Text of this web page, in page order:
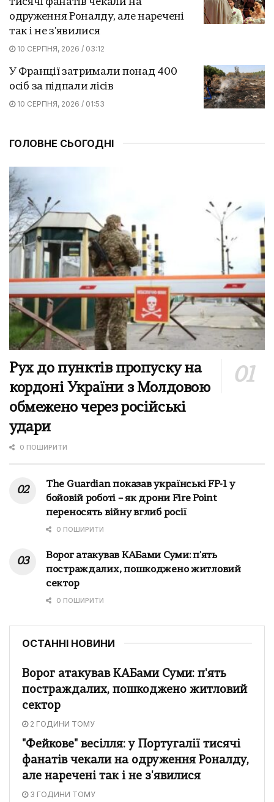
одруження Роналду, але наречені
так і не з'явилися
10 СЕРПНЯ, 2026 / 03:12
У Франції затримали понад 400
осіб за підпали лісів
10 СЕРПНЯ, 2026 / 01:53
ГОЛОВНЕ СЬОГОДНІ
Рух до пунктів пропуску на
кордоні України з Молдовою
обмежено через російські
удари
0 ПОШИРИТИ
The Guardian показав українські FP-1 у
бойовій роботі – як дрони Fire Point
переносять війну вглиб росії
0 ПОШИРИТИ
Ворог атакував КАБами Суми: п'ять
постраждалих, пошкоджено житловий
сектор
0 ПОШИРИТИ
ОСТАННІ НОВИНИ
Ворог атакував КАБами Суми: п'ять
постраждалих, пошкоджено житловий
сектор
2 ГОДИНИ ТОМУ
"Фейкове" весілля: у Португалії тисячі
фанатів чекали на одруження Роналду,
але наречені так і не з'явилися
3 ГОДИНИ ТОМУ